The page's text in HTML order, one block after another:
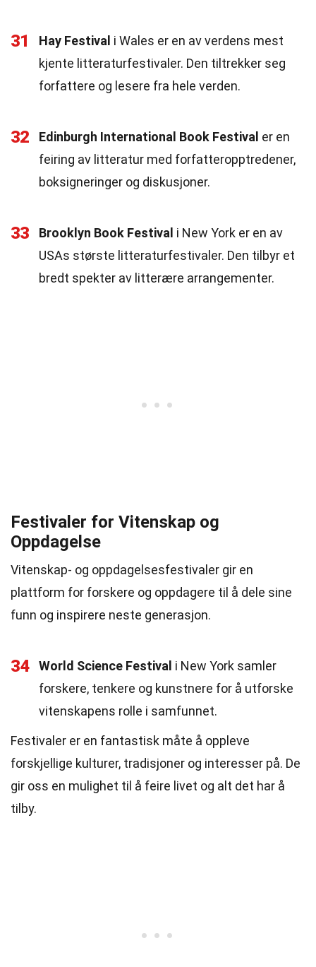
31 Hay Festival i Wales er en av verdens mest
kjente litteraturfestivaler. Den tiltrekker seg
forfattere og lesere fra hele verden.
32 Edinburgh International Book Festival er en
feiring av litteratur med forfatteropptredener,
boksigneringer og diskusjoner.
33 Brooklyn Book Festival i New York er en av
USAs største litteraturfestivaler. Den tilbyr et
bredt spekter av litterære arrangementer.
Festivaler for Vitenskap og
Oppdagelse
Vitenskap- og oppdagelsesfestivaler gir en
plattform for forskere og oppdagere til å dele sine
funn og inspirere neste generasjon.
34 World Science Festival i New York samler
forskere, tenkere og kunstnere for å utforske
vitenskapens rolle i samfunnet.
Festivaler er en fantastisk måte å oppleve
forskjellige kulturer, tradisjoner og interesser på. De
gir oss en mulighet til å feire livet og alt det har å
tilby.